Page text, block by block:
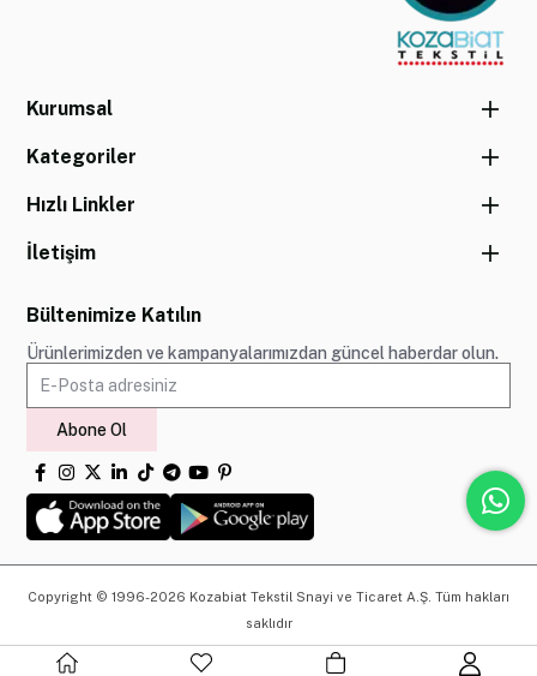
Kurumsal
Kategoriler
Hızlı Linkler
İletişim
Bültenimize Katılın
Ürünlerimizden ve kampanyalarımızdan güncel haberdar olun.
Abone Ol
Copyright © 1996-2026 Kozabiat Tekstil Snayi ve Ticaret A.Ş. Tüm hakları
saklıdır